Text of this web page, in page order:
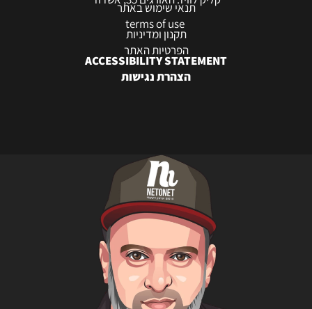
תנאי שימוש באתר
תקנון ומדיניות
הפרטיות האתר
ACCESSIBILITY STATEMENT
הצהרת נגישות